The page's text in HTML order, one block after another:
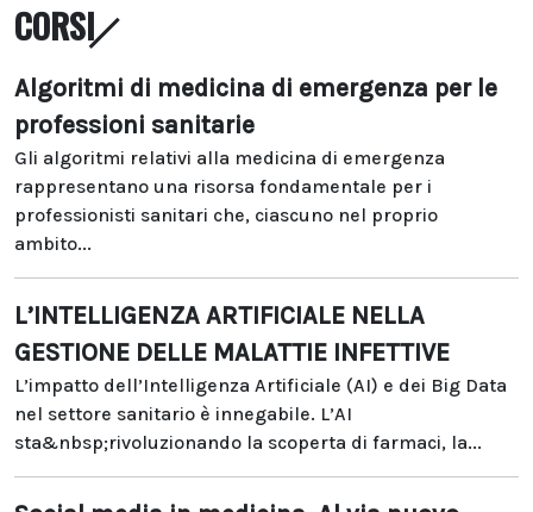
CORSI
Algoritmi di medicina di emergenza per le
professioni sanitarie
Gli algoritmi relativi alla medicina di emergenza
rappresentano una risorsa fondamentale per i
professionisti sanitari che, ciascuno nel proprio
ambito...
L’INTELLIGENZA ARTIFICIALE NELLA
GESTIONE DELLE MALATTIE INFETTIVE
L’impatto dell’Intelligenza Artificiale (AI) e dei Big Data
nel settore sanitario è innegabile. L’AI
sta&nbsp;rivoluzionando la scoperta di farmaci, la...